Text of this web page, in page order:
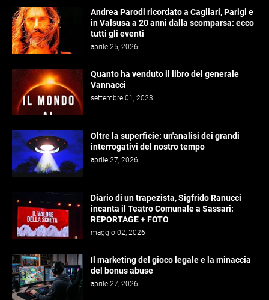
Andrea Parodi ricordato a Cagliari, Parigi e
in Valsusa a 20 anni dalla scomparsa: ecco
tutti gli eventi
aprile 25, 2026
Quanto ha venduto il libro del generale
Vannacci
settembre 01, 2023
Oltre la superficie: un'analisi dei grandi
interrogativi del nostro tempo
aprile 27, 2026
Diario di un trapezista, Sigfrido Ranucci
incanta il Teatro Comunale a Sassari:
REPORTAGE + FOTO
maggio 02, 2026
Il marketing del gioco legale e la minaccia
del bonus abuse
aprile 27, 2026